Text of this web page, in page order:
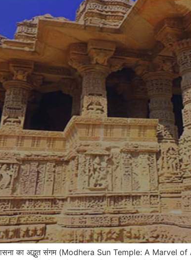
उपासना का अद्भुत संगम (Modhera Sun Temple: A